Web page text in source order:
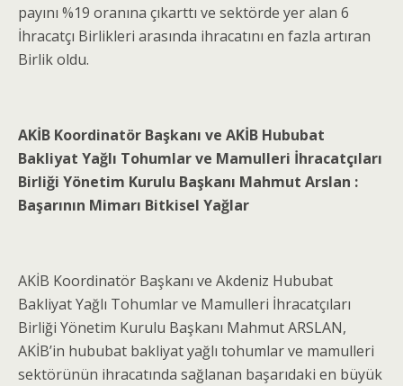
payını %19 oranına çıkarttı ve sektörde yer alan 6
İhracatçı Birlikleri arasında ihracatını en fazla artıran
Birlik oldu.
AKİB Koordinatör Başkanı ve AKİB Hububat
Bakliyat Yağlı Tohumlar ve Mamulleri İhracatçıları
Birliği Yönetim Kurulu Başkanı Mahmut Arslan :
Başarının Mimarı Bitkisel Yağlar
AKİB Koordinatör Başkanı ve Akdeniz Hububat
Bakliyat Yağlı Tohumlar ve Mamulleri İhracatçıları
Birliği Yönetim Kurulu Başkanı Mahmut ARSLAN,
AKİB’in hububat bakliyat yağlı tohumlar ve mamulleri
sektörünün ihracatında sağlanan başarıdaki en büyük